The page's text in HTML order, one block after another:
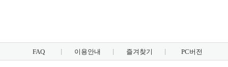
FAQ 이용안내 즐겨찾기 PC버전